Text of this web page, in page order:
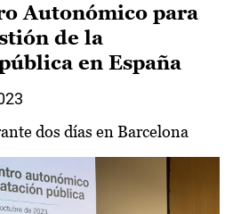
Autonómico para
de la
en España
dos días en Barcelona